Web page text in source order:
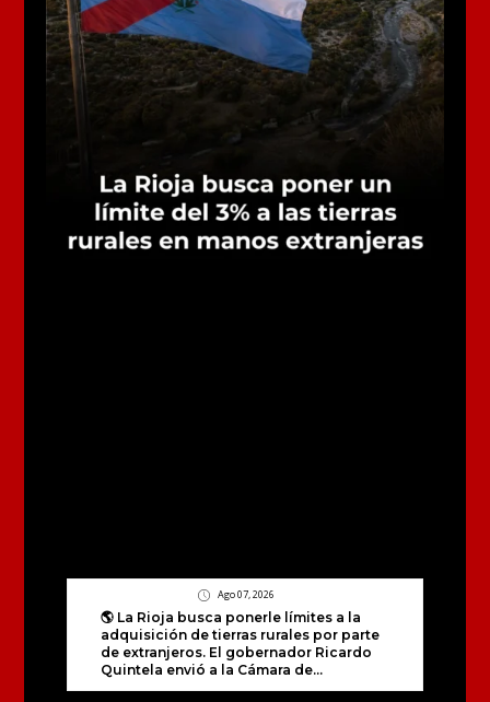
Ago 07, 2026
🌎 La Rioja busca ponerle límites a la
adquisición de tierras rurales por parte
de extranjeros. El gobernador Ricardo
Quintela envió a la Cámara de...